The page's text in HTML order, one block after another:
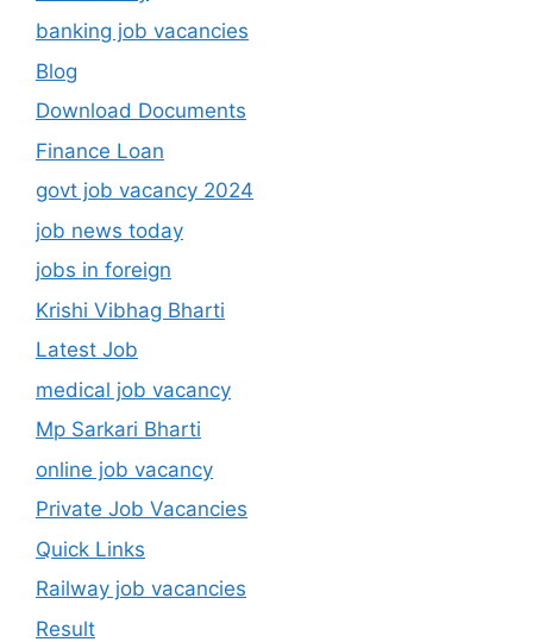
banking job vacancies
Blog
Download Documents
Finance Loan
govt job vacancy 2024
job news today
jobs in foreign
Krishi Vibhag Bharti
Latest Job
medical job vacancy
Mp Sarkari Bharti
online job vacancy
Private Job Vacancies
Quick Links
Railway job vacancies
Result